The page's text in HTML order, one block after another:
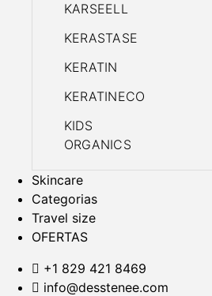
KARSEELL
KERASTASE
KERATIN
KERATINECO
KIDS
ORGANICS
Skincare
Categorias
Travel size
OFERTAS
+1 829 421 8469
info@desstenee.com